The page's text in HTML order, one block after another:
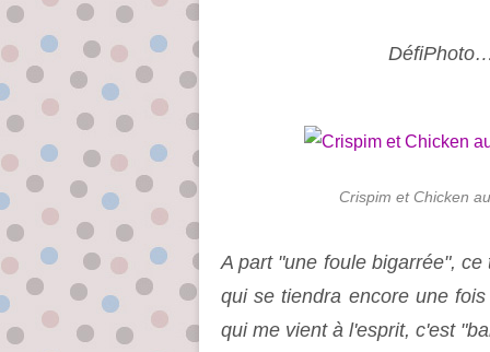
Crispim et Chicken
A part "une foule bigarrée",
qui se tiendra encore une
qui me vient à l'esprit, c'est